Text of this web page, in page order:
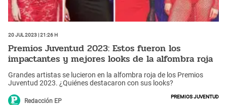
20 Jul 2023 | 21:26 h
Premios Juventud 2023: Estos fueron los
impactantes y mejores looks de la alfombra roja
Grandes artistas se lucieron en la alfombra roja de los Premios
Juventud 2023. ¿Quiénes destacaron con sus looks?
Redacción EP
Premios Juventud